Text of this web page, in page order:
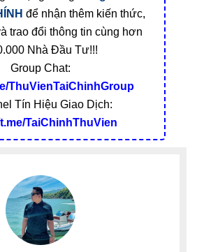
để nhận thêm kiến thức,
trao đổi thông tin cùng hơn
Nhà Đầu Tư!!!
Group Chat:
ThuVienTaiChinhGroup
Tín Hiệu Giao Dịch:
TaiChinhThuVien